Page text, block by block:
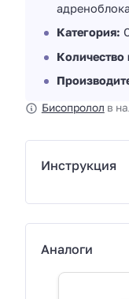
Категория:
Количество
Бисопролол в
Инструкция
Аналоги